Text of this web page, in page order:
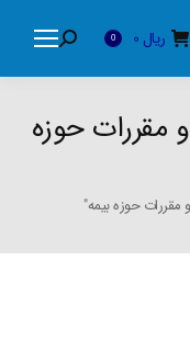
ریال 0
Search:
مقررات حوزه